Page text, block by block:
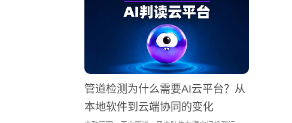
管道检测为什么需要AI云平台？从
本地软件到云端协同的变化